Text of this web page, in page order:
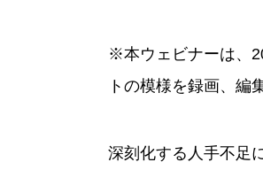
※本ウェビナーは、
トの模様を録画、編
深刻化する人手不足